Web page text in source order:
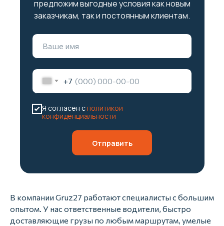
+7
Я согласен сполитикой
конфиденциальности
Отправить
предложим выгодные условия как новым
заказчикам, так и постоянным клиентам.
В компании Gruz27 работают специалисты с большим
опытом. У нас ответственные водители, быстро
доставляющие грузы по любым маршрутам, умелые